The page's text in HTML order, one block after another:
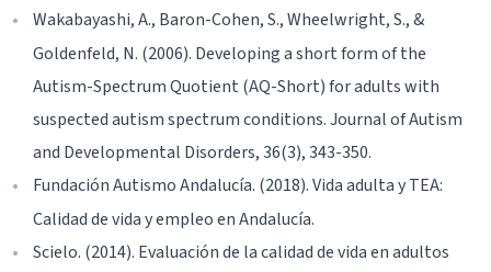
Wakabayashi, A., Baron-Cohen, S., Wheelwright, S., &
Goldenfeld, N. (2006). Developing a short form of the
Autism-Spectrum Quotient (AQ-Short) for adults with
suspected autism spectrum conditions. Journal of Autism
and Developmental Disorders, 36(3), 343-350.
Fundación Autismo Andalucía. (2018). Vida adulta y TEA:
Calidad de vida y empleo en Andalucía.
Scielo. (2014). Evaluación de la calidad de vida en adultos